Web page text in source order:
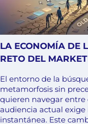
LA ECONOMÍA DE
RETO DEL
El entorno de la
metamorfosis sin
quieren navegar entre
audiencia actual
instantánea. Este